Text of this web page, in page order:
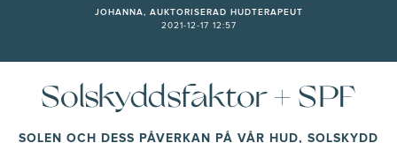
JOHANNA, AUKTORISERAD HUDTERAPEUT
2021-12-17 12:57
Solskyddsfaktor + SPF
SOLEN OCH DESS PÅVERKAN PÅ VÅR HUD, SOLSKYDD